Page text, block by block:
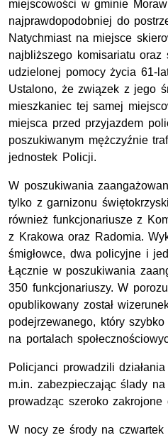
miejscowości w gminie
najprawdopodobniej do
Natychmiast na miejsce
najbliższego komisariatu oraz
udzielonej pomocy życia 61-
Ustalono, że związek z jego
mieszkaniec tej samej
miejsca przed przyjazdem
poszukiwanym mężczyźnie
jednostek Policji.
W poszukiwania
tylko z garnizonu
również funkcjonariusze z
z Krakowa oraz Radomia.
śmigłowce, dwa policyjne i
Łącznie w poszukiwania
350 funkcjonariuszy. W
opublikowany został
podejrzewanego, który
na portalach
Policjanci prowadzili
m.in. zabezpieczając ślady
prowadząc szeroko zakrojone
W nocy ze środy na czwartek